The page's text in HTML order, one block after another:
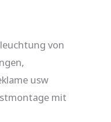
von
usw
mit